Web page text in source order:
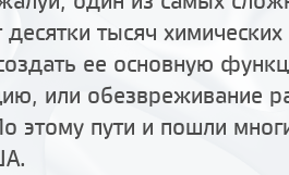
десятки тысяч
ее основную
или обезвреживание
этому пути и пошли